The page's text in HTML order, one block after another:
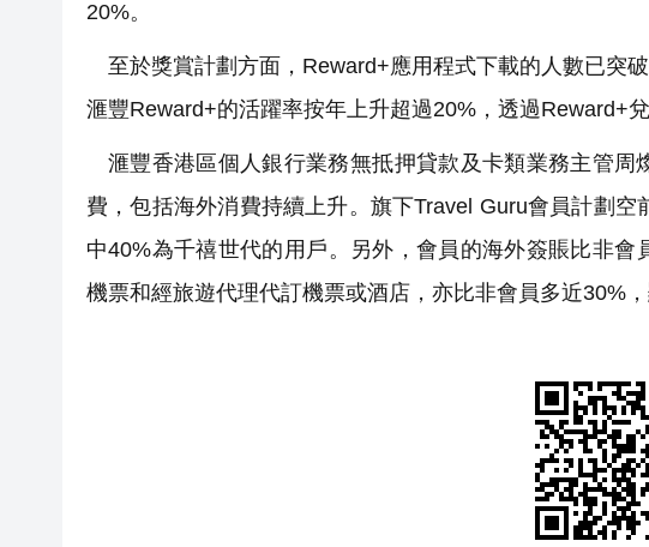
20%。
至於獎賞計劃方面，Reward+應用程式下載的人數已突
滙豐Reward+的活躍率按年上升超過20%，透過Reward+
滙豐香港區個人銀行業務無抵押貸款及卡類業務主管
費，包括海外消費持續上升。旗下Travel Guru會員計劃
中40%為千禧世代的用戶。另外，會員的海外簽賬比非
機票和經旅遊代理代訂機票或酒店，亦比非會員多近30%